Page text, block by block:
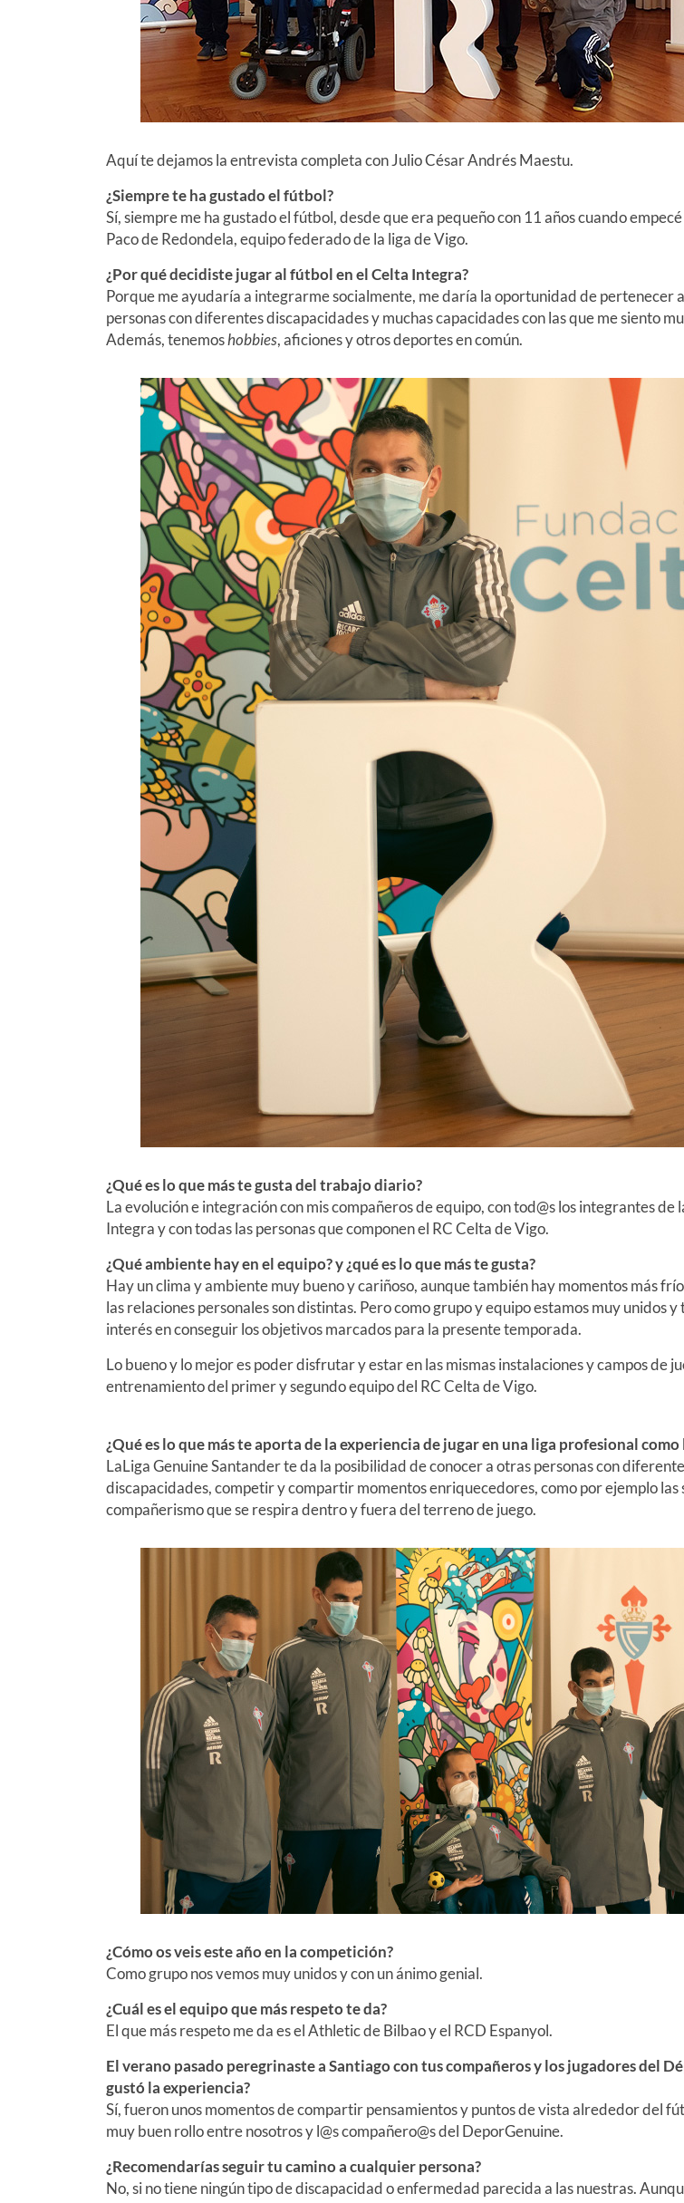
Aquí te dejamos la entrevista completa con Julio César Andrés Maestu.
¿Siempre te ha gustado el fútbol?
Sí, siempre me ha gustado el fútbol, desde que era pequeño con 11 años cuando
Paco de Redondela, equipo federado de la liga de Vigo.
¿Por qué decidiste jugar al fútbol en el Celta Integra?
Porque me ayudaría a integrarme socialmente, me daría la oportunidad de pertenecer
personas con diferentes discapacidades y muchas capacidades con las que me siento
Además, tenemoshobbies, aficiones y otros deportes en común.
¿Qué es lo que más te gusta del trabajo diario?
La evolución e integración con mis compañeros de equipo, con tod@s los integrantes de
Integra y con todas las personas que componen el RC Celta de Vigo.
¿Qué ambiente hay en el equipo? y ¿qué es lo que más te gusta?
Hay un clima y ambiente muy bueno y cariñoso, aunque también hay momentos más
las relaciones personales son distintas. Pero como grupo y equipo estamos muy unidos y
interés en conseguir los objetivos marcados para la presente temporada.
Lo bueno y lo mejor es poder disfrutar y estar en las mismas instalaciones y campos de
entrenamiento del primer y segundo equipo del RC Celta de Vigo.
¿Qué es lo que más te aporta de la experiencia de jugar en una liga profesional como
LaLiga Genuine Santander te da la posibilidad de conocer a otras personas con
discapacidades, competir y compartir momentos enriquecedores, como por ejemplo las
compañerismo que se respira dentro y fuera del terreno de juego.
¿Cómo os veis este año en la competición?
Como grupo nos vemos muy unidos y con un ánimo genial.
¿Cuál es el equipo que más respeto te da?
El que más respeto me da es el Athletic de Bilbao y el RCD Espanyol.
El verano pasado peregrinaste a Santiago con tus compañeros y los jugadores del
gustó la experiencia?
Sí, fueron unos momentos de compartir pensamientos y puntos de vista alrededor del
muy buen rollo entre nosotros y l@s compañero@s del DeporGenuine.
¿Recomendarías seguir tu camino a cualquier persona?
No, si no tiene ningún tipo de discapacidad o enfermedad parecida a las nuestras.